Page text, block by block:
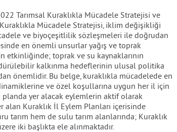
Tarımsal Kuraklıkla Mücadele Stratejisi ve
Kuraklıkla Mücadele Stratejisi, iklim değişikliği
ve biyoçeşitlilik sözleşmeleri ile doğrudan
en önemli unsurlar yağış ve toprak
etkinliğinde; toprak ve su kaynaklarının
kalkınma hedeflerinin ulusal politika
önemlidir. Bu belge, kuraklıkla mücadelede en
ve özel koşullarına uygun her il için
planda yer alacak eylemlerin aktif olarak
alan Kuraklık İl Eylem Planları içerisinde
tarım hem de sulu tarım alanlarında; Kuraklık
iki başlıkta ele alınmaktadır.